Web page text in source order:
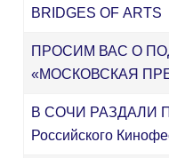
BRIDGES OF АRTS
ПРОСИМ ВАС О
«МОСКОВСКАЯ
В СОЧИ РАЗДАЛИ
Российского